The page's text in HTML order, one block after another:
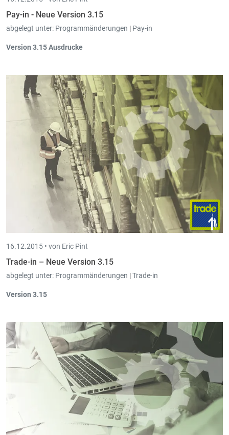
Pay-in - Neue Version 3.15
abgelegt unter: Programmänderungen | Pay-in
Version 3.15Ausdrucke
Arbeitnehmer", dabei kommt es zur Löschung einer zuvor
versendeten Anmeldung Arbeitnehmer. Damit eine Annullierung
erfolgreich ist, müssen alle eingegebenen Werte der zuvor
versendeten Anmeldung Arbeitnehmer entsprechen.
16.12.2015 • von Eric Pint
Trade-in – Neue Version 3.15
abgelegt unter: Programmänderungen |Trade-in
Version 3.15
Kundentabelle"Kontaktperson als Kunde
hinzufügen"hinzugefügt und im Kontextmenü der
Lieferanten tabelle"Kontaktperson als Lieferanten
hinzufügen" hinzugefügt.
Bei der
Lieferantensammelfakturation
pro Artikel wurde die
Anzeige des
Lieferdatums hinzugefügt.